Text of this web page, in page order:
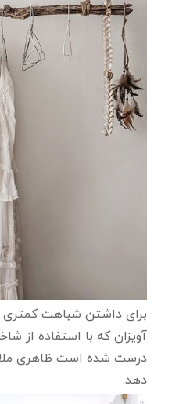
برای داشتن شباهت کمتری
آویزان که با استفاده از
درست شده است ظاهری
دهد.